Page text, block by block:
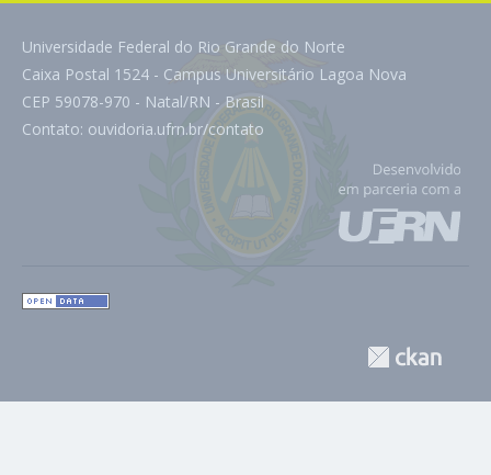
Universidade Federal do Rio Grande do Norte
Caixa Postal 1524 - Campus Universitário Lagoa Nova
CEP 59078-970 - Natal/RN - Brasil
Contato: ouvidoria.ufrn.br/contato